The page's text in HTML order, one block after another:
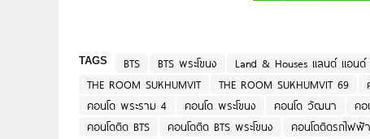
TAGS BTS BTS พระโขนง Land & Houses แลนด์ แอนด์
THE ROOM SUKHUMVIT
THE ROOM SUKHUMVIT 69
คอนโด พระราม 4
คอนโด พระโขนง คอนโด วัฒนา ค
คอนโดติด BTS
คอนโดติด BTS พระโขนง คอนโดติดรถไฟฟ้า